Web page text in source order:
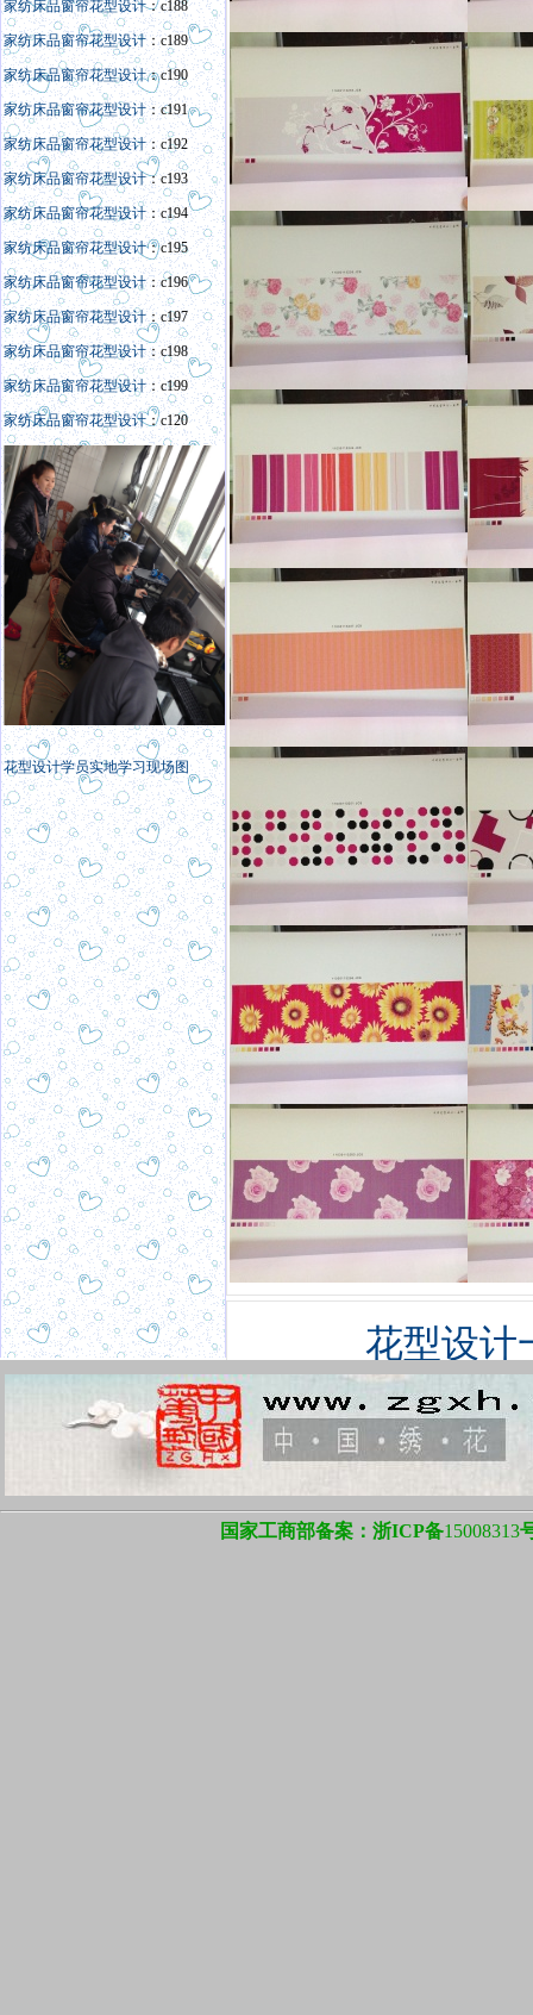
家纺床品窗帘花型设计：c188
家纺床品窗帘花型设计：c189
家纺床品窗帘花型设计：c190
家纺床品窗帘花型设计：c191
家纺床品窗帘花型设计：c192
家纺床品窗帘花型设计：c193
家纺床品窗帘花型设计：c194
家纺床品窗帘花型设计：c195
家纺床品窗帘花型设计：c196
家纺床品窗帘花型设计：c197
家纺床品窗帘花型设计：c198
家纺床品窗帘花型设计：c199
家纺床品窗帘花型设计：c120
花型设计学员实地学习现场图
花型设计
国家工商部备案：浙ICP备15008313